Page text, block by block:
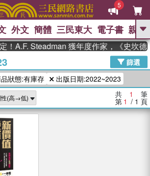
5
GO
高希均教授回憶錄
、 The Odyssey 、 父親節 、 如果歷
史是一群喵 、 暑期推薦 、 國際布克
獎 臺灣漫遊錄 、 方念華 、 台灣的李
登輝時代
數學女孩：黎曼猜想 、
偉大的迷走神經
外文 簡體 三民東大 電子書 親子
！A.F. Steadman 獲年度作家，《史坎德
篩選
狀態:有庫存 出版日期:2022~2023
共 1 筆
第 1 / 1 頁